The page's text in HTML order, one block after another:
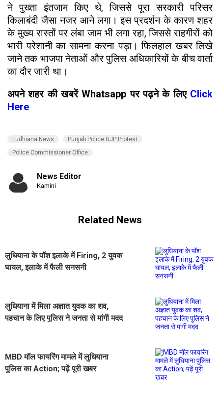
ने पुख्ता इंतजाम किए थे, जिससे पूरा सरकारी परिसर
किलाबंदी जैसा नजर आने लगा। इस प्रदर्शन के कारण शहर
के मुख्य रास्तों पर लंबा जाम भी लगा रहा, जिससे राहगीरों को
भारी परेशानी का सामना करना पड़ा। फिलहाल खबर लिखे
जाने तक भाजपा नेताओं और पुलिस अधिकारियों के बीच वार्ता
का दौर जारी था।
अपने शहर की खबरें Whatsapp पर पढ़ने के लिए Click
Here
Ludhiana News
Punjab Police BJP Protest
Police Commissioner Office
News Editor
Kamini
Related News
लुधियाना के पॉश इलाके में Firing, 2 युवक
घायल, इलाके में फैली सनसनी
लुधियाना में मिला अज्ञात युवक का शव,
पहचान के लिए पुलिस ने जनता से मांगी मदद
MBD मॉल फायरिंग मामले में लुधियाना
पुलिस का Action; पढ़ें पूरी खबर